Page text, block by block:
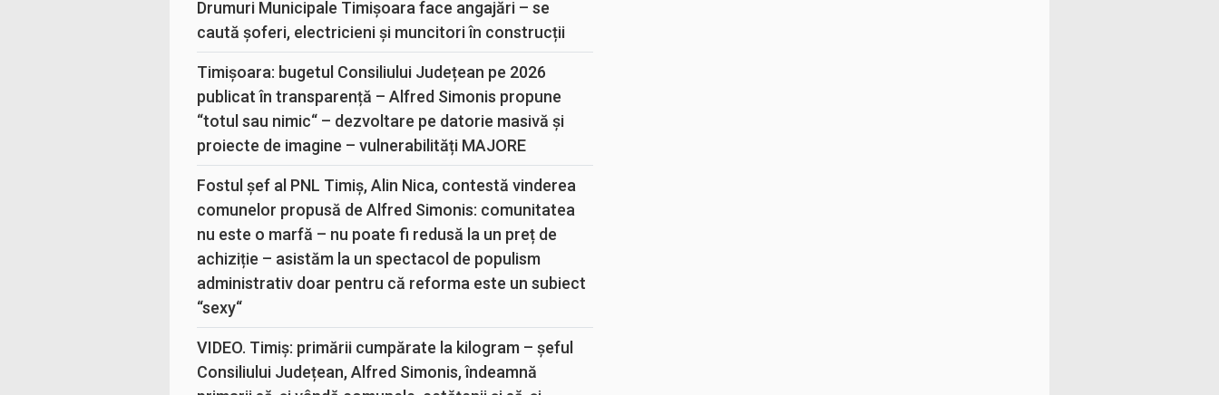
Drumuri Municipale Timișoara face angajări – se
caută șoferi, electricieni și muncitori în construcții
Timișoara: bugetul Consiliului Județean pe 2026
publicat în transparență – Alfred Simonis propune
“totul sau nimic“ – dezvoltare pe datorie masivă și
proiecte de imagine – vulnerabilități MAJORE
Fostul șef al PNL Timiș, Alin Nica, contestă vinderea
comunelor propusă de Alfred Simonis: comunitatea
nu este o marfă – nu poate fi redusă la un preț de
achiziție – asistăm la un spectacol de populism
administrativ doar pentru că reforma este un subiect
“sexy“
VIDEO. Timiș: primării cumpărate la kilogram – șeful
Consiliului Județean, Alfred Simonis, îndeamnă